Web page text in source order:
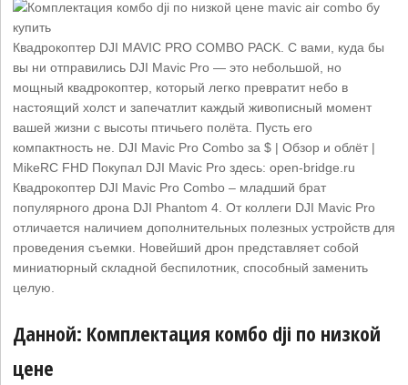
Квадрокоптер DJI MAVIC PRO COMBO PACK. С вами, куда бы
вы ни отправились DJI Mavic Pro — это небольшой, но
мощный квадрокоптер, который легко превратит небо в
настоящий холст и запечатлит каждый живописный момент
вашей жизни с высоты птичьего полёта. Пусть его
компактность не. DJI Mavic Pro Combo за $ | Обзор и облёт |
MikeRC FHD Покупал DJI Mavic Pro здесь: open-bridge.ru
Квадрокоптер DJI Mavic Pro Combo – младший брат
популярного дрона DJI Phantom 4. От коллеги DJI Mavic Pro
отличается наличием дополнительных полезных устройств для
проведения съемки. Новейший дрон представляет собой
миниатюрный складной беспилотник, способный заменить
целую.
Данной: Комплектация комбо dji по низкой
цене